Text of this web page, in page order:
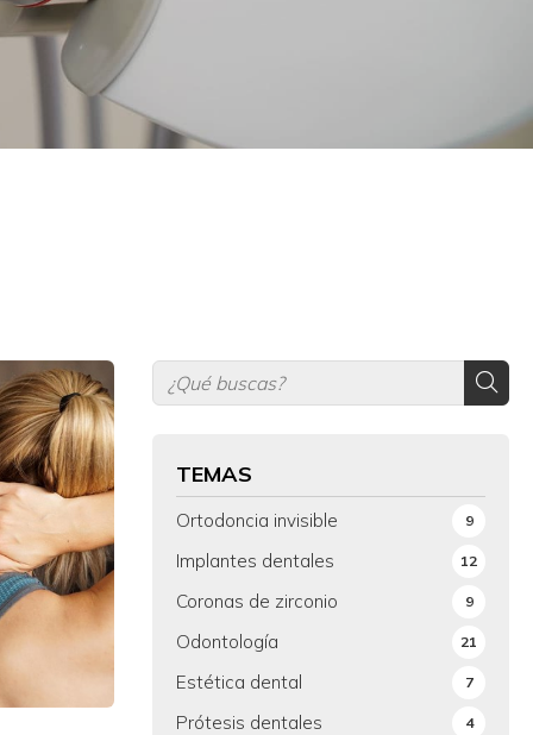
TEMAS
Ortodoncia invisible 9
Implantes dentales 12
Coronas de zirconio 9
Odontología 21
Estética dental 7
Prótesis dentales 4